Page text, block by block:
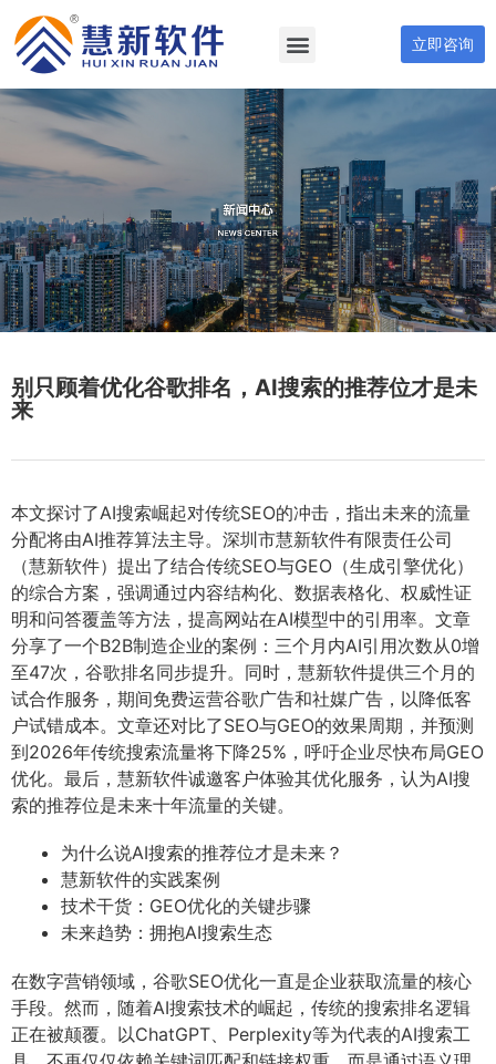
立即咨询
别只顾着优化谷歌排名，AI搜索的推荐位才是未
来
本文探讨了AI搜索崛起对传统SEO的冲击，指出未来的流量
分配将由AI推荐算法主导。深圳市慧新软件有限责任公司
（慧新软件）提出了结合传统SEO与GEO（生成引擎优化）
的综合方案，强调通过内容结构化、数据表格化、权威性证
明和问答覆盖等方法，提高网站在AI模型中的引用率。文章
分享了一个B2B制造企业的案例：三个月内AI引用次数从0增
至47次，谷歌排名同步提升。同时，慧新软件提供三个月的
试合作服务，期间免费运营谷歌广告和社媒广告，以降低客
户试错成本。文章还对比了SEO与GEO的效果周期，并预测
到2026年传统搜索流量将下降25%，呼吁企业尽快布局GEO
优化。最后，慧新软件诚邀客户体验其优化服务，认为AI搜
索的推荐位是未来十年流量的关键。
为什么说AI搜索的推荐位才是未来？
慧新软件的实践案例
技术干货：GEO优化的关键步骤
未来趋势：拥抱AI搜索生态
在数字营销领域，谷歌SEO优化一直是企业获取流量的核心
手段。然而，随着AI搜索技术的崛起，传统的搜索排名逻辑
正在被颠覆。以ChatGPT、Perplexity等为代表的AI搜索工